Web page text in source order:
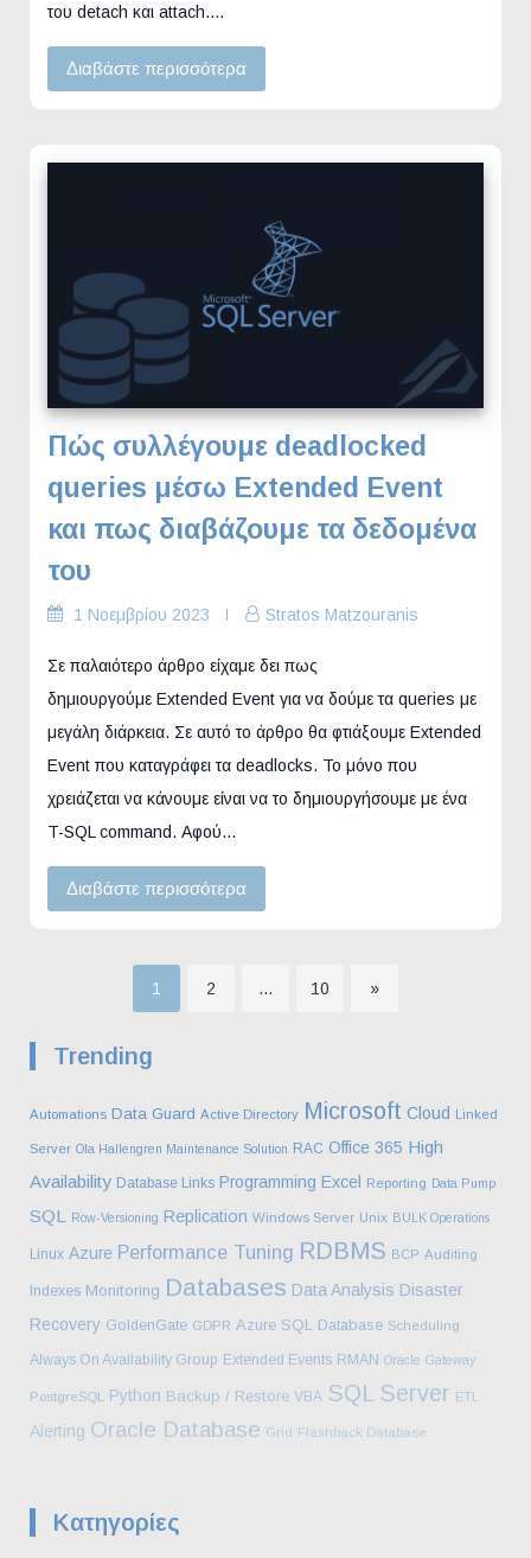
του detach και attach.…
Διαβάστε περισσότερα
Πώς συλλέγουμε deadlocked
queries μέσω Extended Event
και πως διαβάζουμε τα δεδομένα
του
1 Νοεμβρίου 2023 Stratos Matzouranis
Σε παλαιότερο άρθρο είχαμε δει πως
δημιουργούμε Extended Event για να δούμε τα queries με
μεγάλη διάρκεια. Σε αυτό το άρθρο θα φτιάξουμε Extended
Event που καταγράφει τα deadlocks. Το μόνο που
χρειάζεται να κάνουμε είναι να το δημιουργήσουμε με ένα
T-SQL command. Αφού…
Διαβάστε περισσότερα
Σελιδοποίηση
άρθρων
Σελίδα
1 Σελίδα
2 … Σελίδα
10 »
Trending
Automations Data Guard Active Directory Microsoft Cloud Linked
Server Ola Hallengren Maintenance Solution RAC Office 365 High
Availability Database Links Programming Excel Reporting Data Pump
SQL Row-Versioning Replication Windows Server Unix BULK Operations
Linux Azure Performance Tuning RDBMS BCP Auditing
Indexes Monitoring Databases Data Analysis Disaster
Recovery GoldenGate GDPR Azure SQL Database Scheduling
Always On Availability Group Extended Events RMAN Oracle Gateway
PostgreSQL Python Backup / Restore VBA SQL Server ETL
Alerting Oracle Database Grid Flashback Database
Kατηγορίες